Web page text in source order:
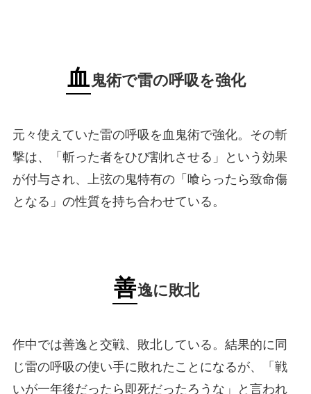
血鬼術で雷の呼吸を強化
元々使えていた雷の呼吸を血鬼術で強化。その斬
撃は、「斬った者をひび割れさせる」という効果
が付与され、上弦の鬼特有の「喰らったら致命傷
となる」の性質を持ち合わせている。
善逸に敗北
作中では善逸と交戦、敗北している。結果的に同
じ雷の呼吸の使い手に敗れたことになるが、「戦
いが一年後だったら即死だったろうな」と言われ